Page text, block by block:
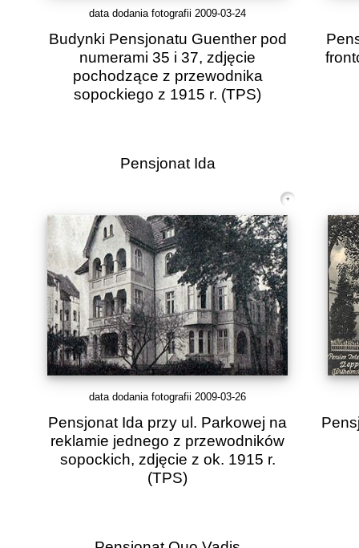
data dodania fotografii 2009-03-24
Budynki Pensjonatu Guenther pod
numerami 35 i 37, zdjęcie
pochodzące z przewodnika
sopockiego z 1915 r. (TPS)
Pensjonat Ida
data dodania fotografii 2009-03-26
Pensjonat Ida przy ul. Parkowej na
reklamie jednego z przewodników
sopockich, zdjęcie z ok. 1915 r.
(TPS)